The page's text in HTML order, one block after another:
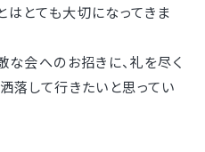
とても大切になってきま
な会へのお招きに、礼を尽く
落して行きたいと思ってい